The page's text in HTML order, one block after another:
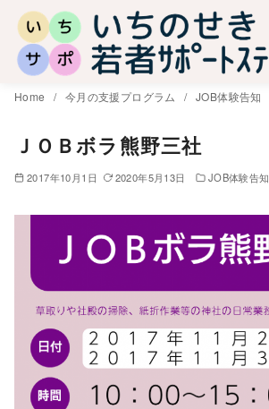
Home 今月の支援プログラム JOB体験告知
ＪＯＢボラ熊野三社
2017年10月1日 2020年5月13日 JOB体験告知